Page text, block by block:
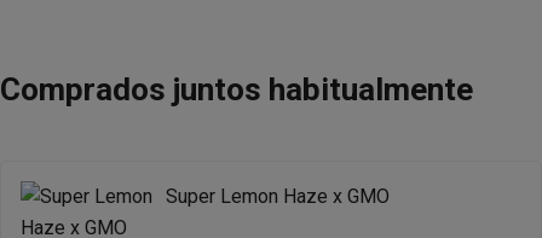
Comprados juntos habitualmente
Super Lemon Haze x GMO